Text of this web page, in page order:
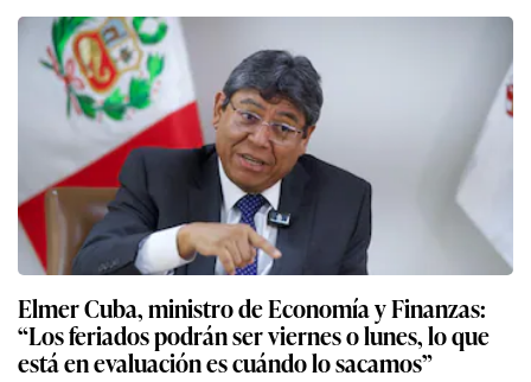
Elmer Cuba, ministro de Economía y Finanzas:
“Los feriados podrán ser viernes o lunes, lo que
está en evaluación es cuándo lo sacamos”